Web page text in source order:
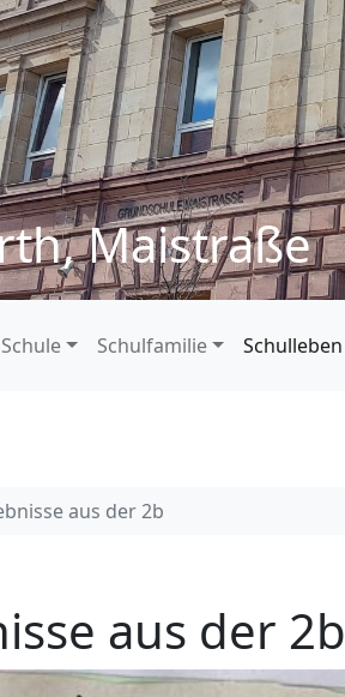
Maistraße
Schulfamilie Schulleben
aus der 2b
aus der 2b